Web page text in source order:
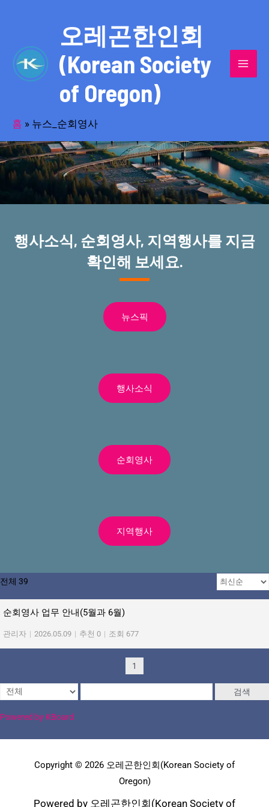
오레곤한인회
(Korean Society
of Oregon)
홈 » 뉴스_순회영사
반세기의 세월을 품고 동포사회를 섬겨온
오레곤한인회!
행사소식, 순회영사, 지역행사를 지금
확인해 보세요.
뉴스픽
행사소식
순회영사
지역행사
전체 39
순회영사 업무 안내(5월과 6월)
관리자 | 2026.05.09 | 추천 0 | 조회 677
1
검색
Powered by KBoard
Copyright © 2026 오레곤한인회(Korean Society of
Oregon)
Powered by 오레곤한인회(Korean Society of